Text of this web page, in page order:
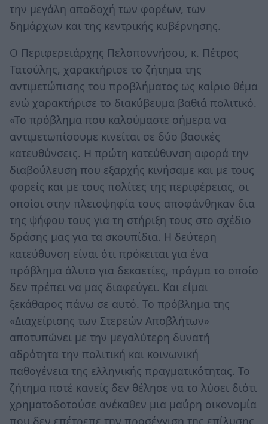
την μεγάλη αποδοχή των φορέων, των
δημάρχων και της κεντρικής κυβέρνησης.
Ο Περιφερειάρχης Πελοποννήσου, κ. Πέτρος
Τατούλης, χαρακτήρισε το ζήτημα της
αντιμετώπισης του προβλήματος ως καίριο θέμα
ενώ χαρακτήρισε το διακύβευμα βαθιά πολιτικό.
«Το πρόβλημα που καλούμαστε σήμερα να
αντιμετωπίσουμε κινείται σε δύο βασικές
κατευθύνσεις. Η πρώτη κατεύθυνση αφορά την
διαβούλευση που εξαρχής κινήσαμε και με τους
φορείς και με τους πολίτες της περιφέρειας, οι
οποίοι στην πλειοψηφία τους αποφάνθηκαν δια
της ψήφου τους για τη στήριξη τους στο σχέδιο
δράσης μας για τα σκουπίδια. Η δεύτερη
κατεύθυνση είναι ότι πρόκειται για ένα
πρόβλημα άλυτο για δεκαετίες, πράγμα το οποίο
δεν πρέπει να μας διαφεύγει. Και είμαι
ξεκάθαρος πάνω σε αυτό. Το πρόβλημα της
«Διαχείρισης των Στερεών Αποβλήτων»
αποτυπώνει με την μεγαλύτερη δυνατή
αδρότητα την πολιτική και κοινωνική
παθογένεια της ελληνικής πραγματικότητας. Το
ζήτημα ποτέ κανείς δεν θέλησε να το λύσει διότι
χρηματοδοτούσε ανέκαθεν μια μαύρη οικονομία